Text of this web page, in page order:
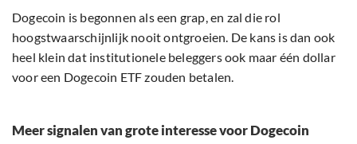
Dogecoin is begonnen als een grap, en zal die rol
hoogstwaarschijnlijk nooit ontgroeien. De kans is dan ook
heel klein dat institutionele beleggers ook maar één dollar
voor een Dogecoin ETF zouden betalen.
Meer signalen van grote interesse voor Dogecoin